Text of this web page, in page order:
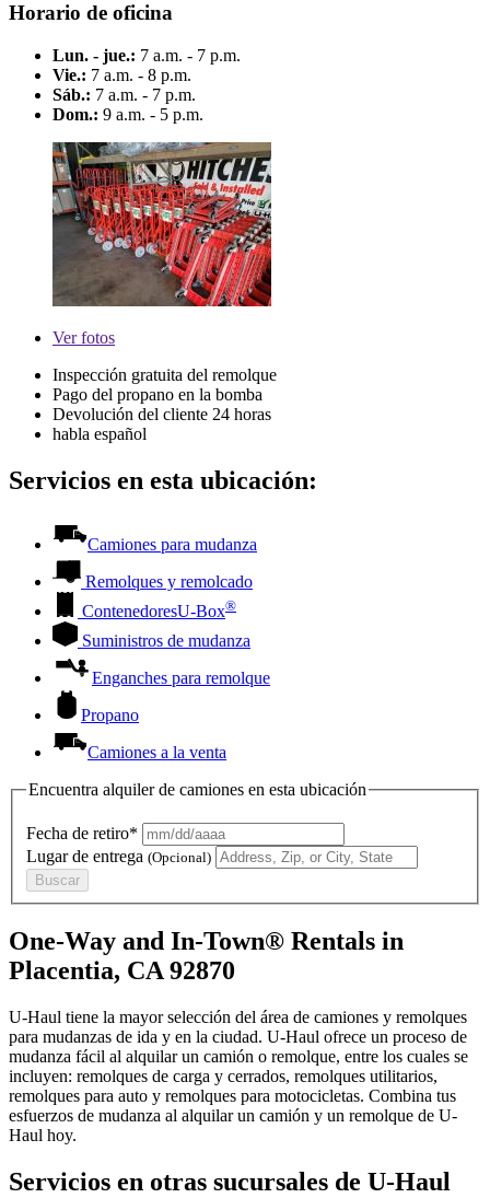
Horario de oficina
Lun. - jue.: 7 a.m. - 7 p.m.
Vie.: 7 a.m. - 8 p.m.
Sáb.: 7 a.m. - 7 p.m.
Dom.: 9 a.m. - 5 p.m.
Verfotos
Inspección gratuita del remolque
Pago del propano en la bomba
Devolución del cliente 24 horas
habla español
Servicios en esta ubicación:
Camiones para mudanza
Remolques y remolcado
ContenedoresU-Box®
Suministros de mudanza
Enganches para remolque
Propano
Camiones a la venta
Encuentra alquiler de camiones en esta ubicación
Fecha de retiro*
Lugar de entrega (Opcional)
Buscar
One-Way and In-Town® Rentals in
Placentia, CA 92870
U-Haul tiene la mayor selección del área de camiones y remolques
para mudanzas de ida y en la ciudad. U-Haul ofrece un proceso de
mudanza fácil al alquilar un camión o remolque, entre los cuales se
incluyen: remolques de carga y cerrados, remolques utilitarios,
remolques para auto y remolques para motocicletas. Combina tus
esfuerzos de mudanza al alquilar un camión y un remolque de U-
Haul hoy.
Servicios en otras sucursales de U-Haul